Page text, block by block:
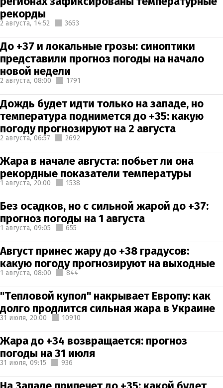
рекорды
2 августа, 14:52 3653
До +37 и локальные грозы: синоптики
представили прогноз погоды на начало
новой недели
2 августа, 08:00 1791
Дождь будет идти только на западе, но
температура поднимется до +35: какую
погоду прогнозируют на 2 августа
2 августа, 06:57 2692
Жара в начале августа: побьет ли она
рекордные показатели температуры
1 августа, 20:00 1538
Без осадков, но с сильной жарой до +37:
прогноз погоды на 1 августа
1 августа, 09:05 655
Август принес жару до +38 градусов:
какую погоду прогнозируют на выходные
1 августа, 08:00 844
"Тепловой купол" накрывает Европу: как
долго продлится сильная жара в Украине
31 июля, 20:00 10910
Жара до +34 возвращается: прогноз
погоды на 31 июля
31 июля, 09:15 936